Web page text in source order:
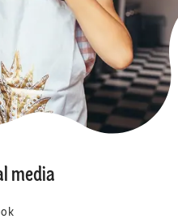
media